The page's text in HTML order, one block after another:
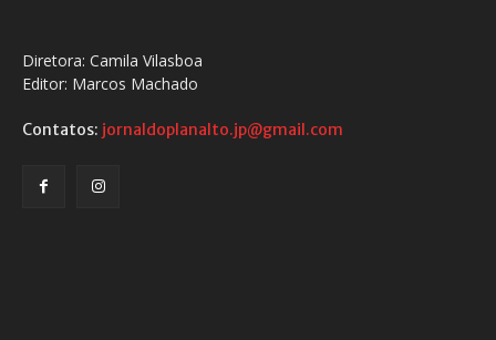
Diretora: Camila Vilasboa
Editor: Marcos Machado
Contatos: jornaldoplanalto.jp@gmail.com